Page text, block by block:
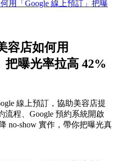
容店如何用
把曝光率拉高 42%
線上預訂，協助美容店提
流程、Google 預約系統開啟
no-show 實作，帶你把曝光真